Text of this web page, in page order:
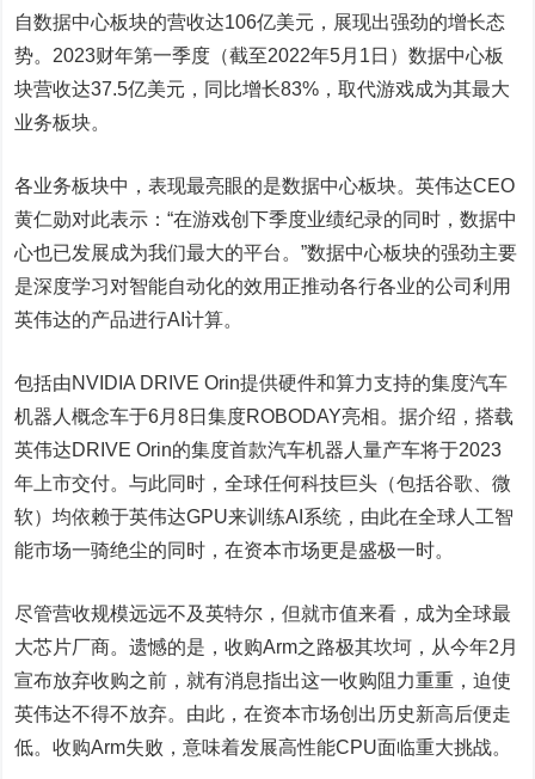
自数据中心板块的营收达106亿美元，展现出强劲的增长态
势。2023财年第一季度（截至2022年5月1日）数据中心板
块营收达37.5亿美元，同比增长83%，取代游戏成为其最大
业务板块。
各业务板块中，表现最亮眼的是数据中心板块。英伟达CEO
黄仁勋对此表示：“在游戏创下季度业绩纪录的同时，数据中
心也已发展成为我们最大的平台。”数据中心板块的强劲主要
是深度学习对智能自动化的效用正推动各行各业的公司利用
英伟达的产品进行AI计算。
包括由NVIDIA DRIVE Orin提供硬件和算力支持的集度汽车
机器人概念车于6月8日集度ROBODAY亮相。据介绍，搭载
英伟达DRIVE Orin的集度首款汽车机器人量产车将于2023
年上市交付。与此同时，全球任何科技巨头（包括谷歌、微
软）均依赖于英伟达GPU来训练AI系统，由此在全球人工智
能市场一骑绝尘的同时，在资本市场更是盛极一时。
尽管营收规模远远不及英特尔，但就市值来看，成为全球最
大芯片厂商。遗憾的是，收购Arm之路极其坎坷，从今年2月
宣布放弃收购之前，就有消息指出这一收购阻力重重，迫使
英伟达不得不放弃。由此，在资本市场创出历史新高后便走
低。收购Arm失败，意味着发展高性能CPU面临重大挑战。